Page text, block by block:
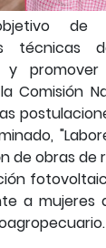
de
técnicas
y
Comisión
de obras de
a mujeres